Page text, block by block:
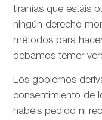
tiranías que estáis
ningún derecho
métodos para
debamos temer
Los gobiernos
consentimiento de
habéis pedido ni